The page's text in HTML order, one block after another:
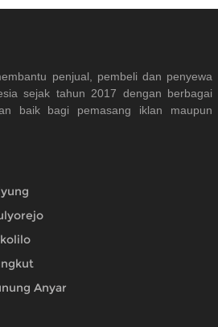
penjual, pembeli dan penyewa
sejak tahun 2017 dengan berbagai
baik bagi pemasang iklan maupun
Anyar